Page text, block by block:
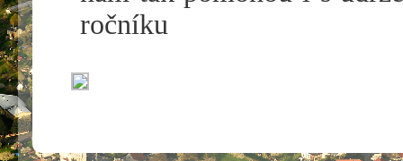
ročníku